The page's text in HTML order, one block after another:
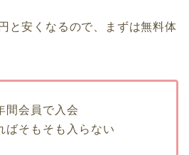
と安くなるので、まずは無料体
間会員で入会
ばそもそも入らない